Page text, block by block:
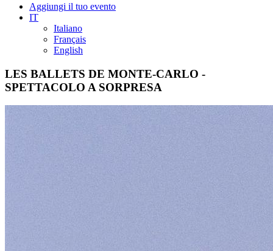
Aggiungi il tuo evento
IT
Italiano
Français
English
LES BALLETS DE MONTE-CARLO -
SPETTACOLO A SORPRESA